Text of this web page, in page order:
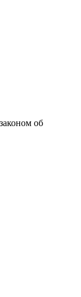
об